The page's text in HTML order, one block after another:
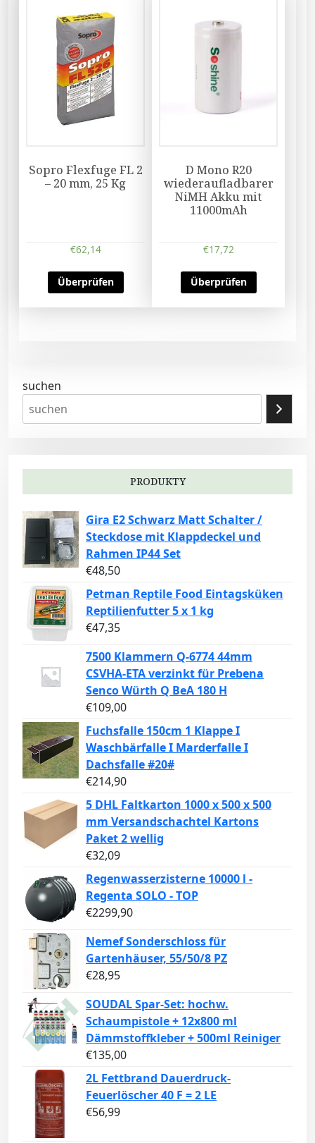
Sopro Flexfuge FL 2
– 20 mm, 25 Kg
€62,14
Überprüfen
D Mono R20
wiederaufladbarer
NiMH Akku mit
11000mAh
€17,72
Überprüfen
suchen
PRODUKTY
Gira E2 Schwarz Matt Schalter /
Steckdose mit Klappdeckel und
Rahmen IP44 Set
€48,50
Petman Reptile Food Eintagsküken
Reptilienfutter 5 x 1 kg
€47,35
7500 Klammern Q-6774 44mm
CSVHA-ETA verzinkt für Prebena
Senco Würth Q BeA 180 H
€109,00
Fuchsfalle 150cm 1 Klappe I
Waschbärfalle I Marderfalle I
Dachsfalle #20#
€214,90
5 DHL Faltkarton 1000 x 500 x 500
mm Versandschachtel Kartons
Paket 2 wellig
€32,09
Regenwasserzisterne 10000 l -
Regenta SOLO - TOP
€2299,90
Nemef Sonderschloss für
Gartenhäuser, 55/50/8 PZ
€28,95
SOUDAL Spar-Set: hochw.
Schaumpistole + 12x800 ml
Dämmstoffkleber + 500ml Reiniger
€135,00
2L Fettbrand Dauerdruck-
Feuerlöscher 40 F = 2 LE
€56,99